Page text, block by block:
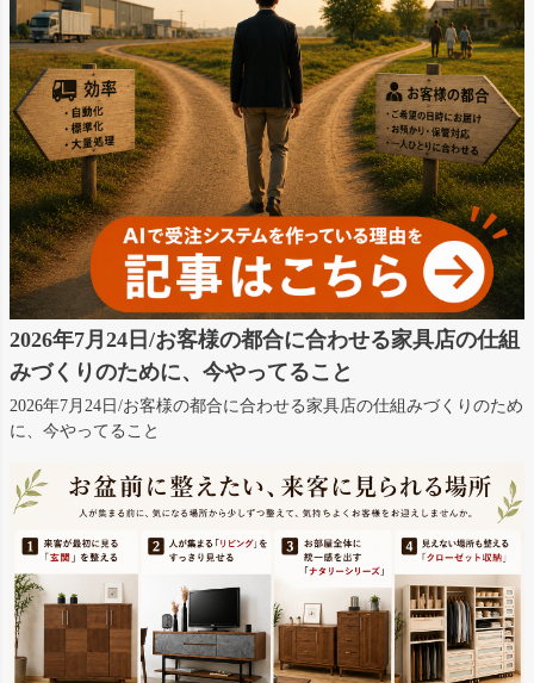
2026年7月24日/お客様の都合に合わせる家具店の仕組
みづくりのために、今やってること
2026年7月24日/お客様の都合に合わせる家具店の仕組みづくりのため
に、今やってること